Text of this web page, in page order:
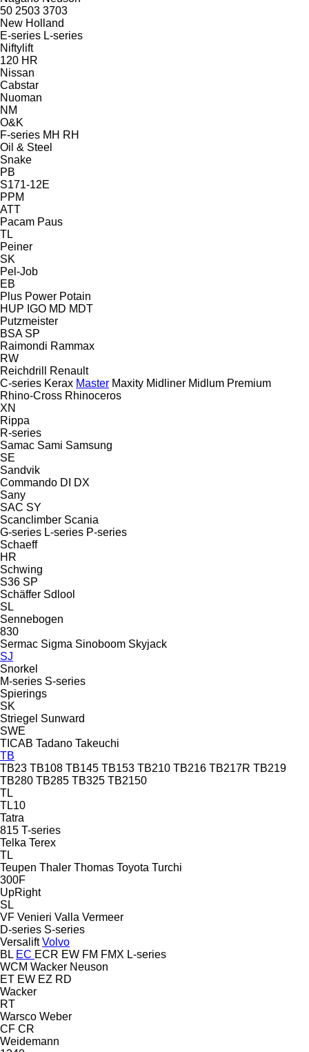
50 2503 3703
New Holland
E-series L-series
Niftylift
120 HR
Nissan
Cabstar
Nuoman
NM
O&K
F-series MH RH
Oil & Steel
Snake
PB
S171-12E
PPM
ATT
Pacam Paus
TL
Peiner
SK
Pel-Job
EB
Plus Power Potain
HUP IGO MD MDT
Putzmeister
BSA SP
Raimondi Rammax
RW
Reichdrill
Renault
C-series Kerax Master Maxity Midliner Midlum Premium
Rhino-Cross Rhinoceros
XN
Rippa
R-series
Samac Sami Samsung
SE
Sandvik
Commando DI
DX
Sany
SAC SY
Scanclimber Scania
G-series L-series P-series
Schaeff
HR
Schwing
S36 SP
Schäffer Sdlool
SL
Sennebogen
830
Sermac Sigma Sinoboom Skyjack
SJ
Snorkel
M-series S-series
Spierings
SK
Striegel Sunward
SWE
TICAB Tadano Takeuchi
TB
TB23 TB108 TB145 TB153 TB210 TB216 TB217R TB219
TB280 TB285 TB325 TB2150
TL
TL10
Tatra
815 T-series
Telka Terex
TL
Teupen Thaler Thomas Toyota Turchi
300F
UpRight
SL
VF Venieri Valla Vermeer
D-series S-series
Versalift Volvo
BL EC ECR EW FM FMX L-series
WCM Wacker Neuson
ET EW EZ RD
Wacker
RT
Warsco Weber
CF CR
Weidemann